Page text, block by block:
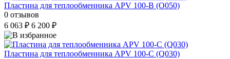
Пластина для теплообменника APV 100-B (O050)
0 отзывов
6 063 ₽ 6 200 ₽
Пластина для теплообменника APV 100-C (Q030)